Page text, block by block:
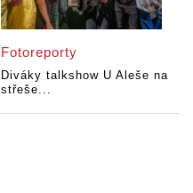
Fotoreporty
Diváky talkshow U Aleše na
střeše...